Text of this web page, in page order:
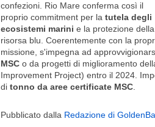
confezioni. Rio Mare conferma così il
proprio commitment per la tutela degli
ecosistemi marini e la protezione della
risorsa blu. Coerentemente con la
missione, s'impegna ad
MSC o da progetti di miglioramento
Improvement Project) entro il 2024.
di tonno da aree certificate MSC.
Pubblicato dalla Redazione di